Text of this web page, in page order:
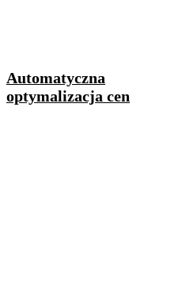
Automatyczna
optymalizacja cen